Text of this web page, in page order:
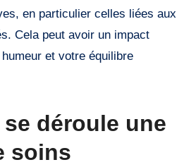
en particulier celles liées aux
Cela peut avoir un impact
et votre équilibre
déroule une
soins